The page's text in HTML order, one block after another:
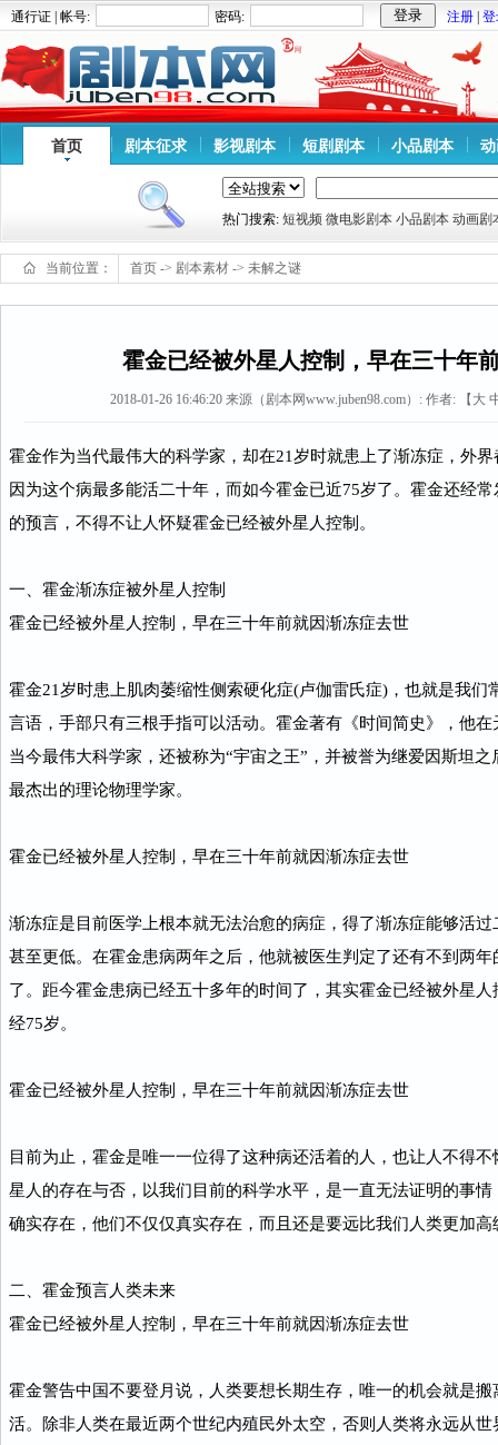
通行证 | 帐号: 密码: 注册
首页 剧本征求 影视剧本 短剧剧本 小品剧本
热门搜索: 短视频 微电影剧本 小品剧本 动画剧
当前位置： 首页 -> 剧本素材 -> 未解之谜
霍金已经被外星人控制，早在三十年
2018-01-26 16:46:20 来源（剧本网www.juben98.com）: 作者: 【 大
霍金作为当代最伟大的科学家，却在21岁时就患上了渐冻症，外
因为这个病最多能活二十年，而如今霍金已近75岁了。霍金还经
的预言，不得不让人怀疑霍金已经被外星人控制。
一、霍金渐冻症被外星人控制
霍金已经被外星人控制，早在三十年前就因渐冻症去世
霍金21岁时患上肌肉萎缩性侧索硬化症(卢伽雷氏症)，也就是我们
言语，手部只有三根手指可以活动。霍金著有《时间简史》，他
当今最伟大科学家，还被称为“宇宙之王”，并被誉为继爱因斯坦
最杰出的理论物理学家。
霍金已经被外星人控制，早在三十年前就因渐冻症去世
渐冻症是目前医学上根本就无法治愈的病症，得了渐冻症能够活
甚至更低。在霍金患病两年之后，他就被医生判定了还有不到两
了。距今霍金患病已经五十多年的时间了，其实霍金已经被外星
经75岁。
霍金已经被外星人控制，早在三十年前就因渐冻症去世
目前为止，霍金是唯一一位得了这种病还活着的人，也让人不得
星人的存在与否，以我们目前的科学水平，是一直无法证明的事
确实存在，他们不仅仅真实存在，而且还是要远比我们人类更加高
二、霍金预言人类未来
霍金已经被外星人控制，早在三十年前就因渐冻症去世
霍金警告中国不要登月说，人类要想长期生存，唯一的机会就是
活。除非人类在最近两个世纪内殖民外太空，否则人类将永远从